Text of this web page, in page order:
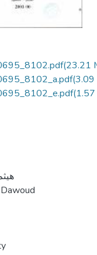
(23.21
(3.09
(1.57